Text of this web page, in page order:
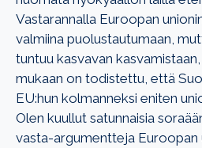
Vastarannalla Euroopan
valmiina puolustautumaan,
tuntuu kasvavan
mukaan on todistettu, että
EU:hun kolmanneksi eniten
Olen kuullut satunnaisia
vasta-argumentteja Euroopan